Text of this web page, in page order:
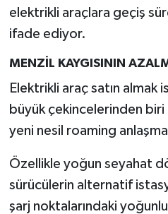
elektrikli araçlara geçiş
ifade ediyor.
MENZİL KAYGISININ
Elektrikli araç satın almak
büyük çekincelerinden biri
yeni nesil roaming
Özellikle yoğun seyahat
sürücülerin alternatif
şarj noktalarındaki